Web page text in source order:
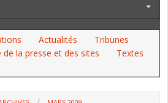
Actualités
Tribunes
de la presse et des sites
Textes